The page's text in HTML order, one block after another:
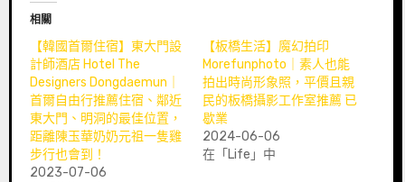
相關
【韓國首爾住宿】東大門設
計師酒店 Hotel The
Designers Dongdaemun｜
首爾自由行推薦住宿、鄰近
東大門、明洞的最佳位置，
距離陳玉華奶奶元祖一隻雞
步行也會到！
2023-07-06
【板橋生活】魔幻拍印
Morefunphoto｜素人也能
拍出時尚形象照，平價且親
民的板橋攝影工作室推薦 已
歇業
2024-06-06
在「Life」中